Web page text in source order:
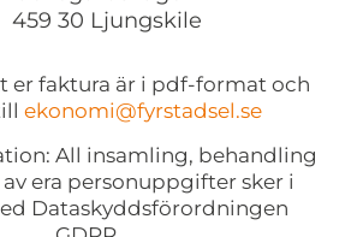
459 30 Ljungskile
er faktura är i pdf-format och
ekonomi@fyrstadsel.se
All insamling, behandling
era personuppgifter sker i
Dataskyddsförordningen